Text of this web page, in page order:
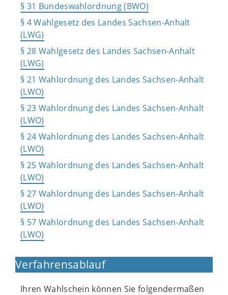
§ 31 Bundeswahlordnung (BWO)
§ 4 Wahlgesetz des Landes Sachsen-Anhalt
(LWG)
§ 28 Wahlgesetz des Landes Sachsen-Anhalt
(LWG)
§ 21 Wahlordnung des Landes Sachsen-Anhalt
(LWO)
§ 23 Wahlordnung des Landes Sachsen-Anhalt
(LWO)
§ 24 Wahlordnung des Landes Sachsen-Anhalt
(LWO)
§ 25 Wahlordnung des Landes Sachsen-Anhalt
(LWO)
§ 27 Wahlordnung des Landes Sachsen-Anhalt
(LWO)
§ 57 Wahlordnung des Landes Sachsen-Anhalt
(LWO)
Verfahrensablauf
Ihren Wahlschein können Sie folgendermaßen